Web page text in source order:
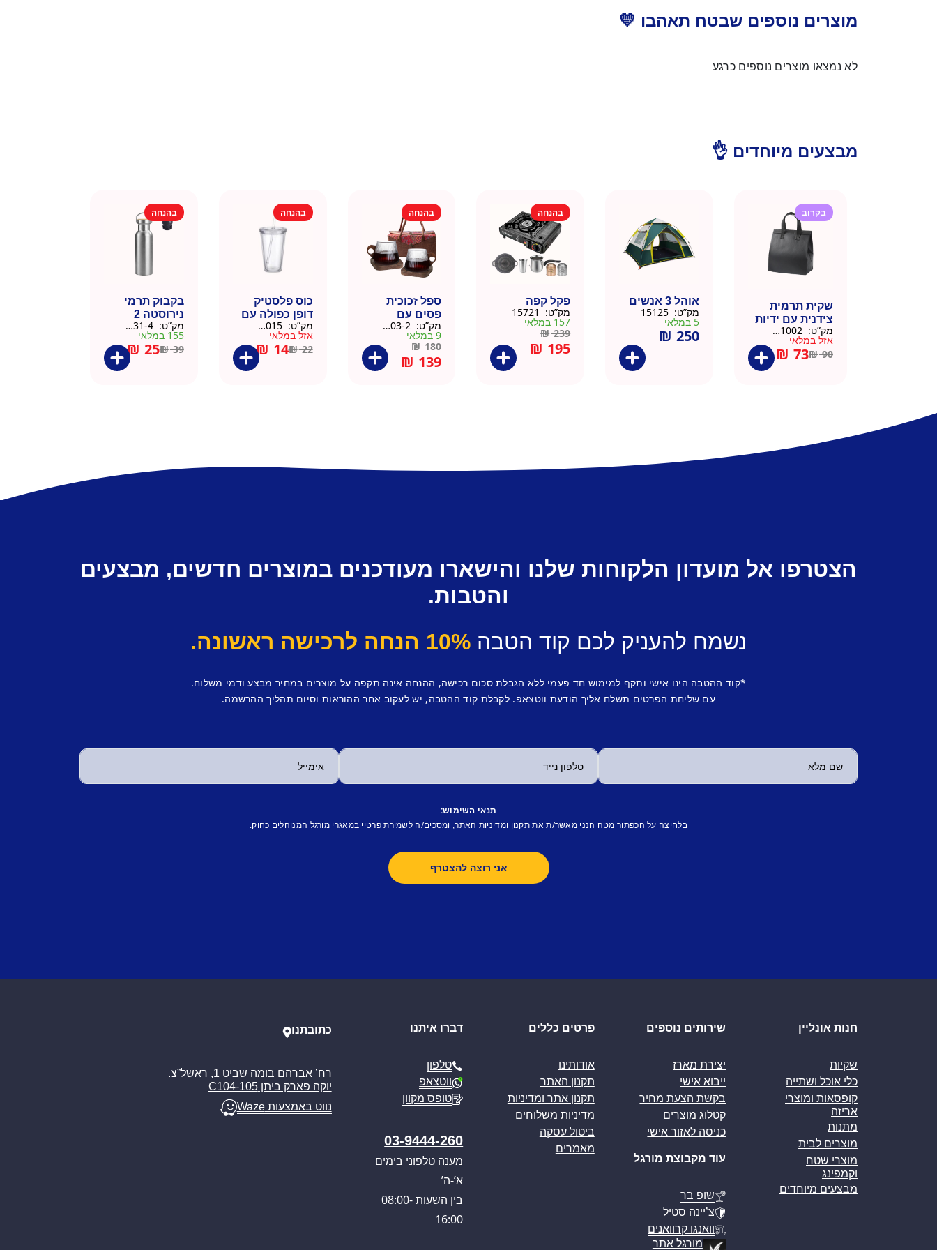
מוצרים נוספים שבטח תאהבו 💛
לא נמצאו מוצרים נוספים כרגע
מבצעים מיוחדים 👌
בקרוב
שקית תרמית
צידנית עם ידיות
– 50 יח 26/26
שחור
מק”ט:
אזל במלאי
₪90
₪ 73
אוהל 3 אנשים
מק”ט:
5 במלאי
₪ 250
בהנחה
פקל קפה
מק”ט:
157 במלאי
₪239
₪ 195
בהנחה
ספל זכוכית
פסים עם
תחתית וידית עץ
– מארז 2 יח
מק”ט:
9 במלאי
₪180
₪ 139
בהנחה
כוס פלסטיק
דופן כפולה עם
קשית
מק”ט: 9911015
אזל במלאי
₪22
₪ 14
בהנחה
בקבוק תרמי
נירוסטה 2
פקקים 500 מל
– כסוף קלאסי
מק”ט: 9901031-4
155 במלאי
₪39
₪ 25
הצטרפו אל מועדון הלקוחות שלנו והישארו מעודכנים במוצרים חדשים, מבצעים
והטבות.
נשמח להעניק לכם קוד הטבה 10% הנחה לרכישה ראשונה.
*קוד ההטבה הינו אישי ותקף למימוש חד פעמי ללא הגבלת סכום רכישה, ההנחה אינה תקפה על מוצרים במחיר מבצע ודמי משלוח.
עם שליחת הפרטים תשלח אליך הודעת ווטצאפ. לקבלת קוד ההטבה, יש לעקוב אחר ההוראות וסיום תהליך ההרשמה.
תנאי השימוש:
בלחיצה על הכפתור מטה הנני מאשר/ת את תקנון ומדיניות האתר, ומסכים/ה לשמירת פרטיי במאגרי מורגל המנוהלים כחוק.
חנות אונליין
שקיות
כלי אוכל ושתייה
קופסאות ומוצרי
אריזה
מתנות
מוצרים לבית
מוצרי שטח
וקמפינג
מבצעים מיוחדים
שירותים נוספים
יצירת מארז
ייבוא אישי
בקשת הצעת מחיר
קטלוג מוצרים
כניסה לאזור אישי
עוד מקבוצת מורגל
שופ בר
צ’יינה סטיל
וואנגו קרוואנים
מורגל אתר
פרטים כללים
אודותינו
תקנון האתר
תקנון אתר ומדיניות
מדיניות משלוחים
ביטול עסקה
מאמרים
דברו איתנו
טלפון
ווטצאפ
טופס מקוון
03-9444-260
מענה טלפוני בימים
א’-ה’
בין השעות 08:00-
16:00
כתובתנו
רח’ אברהם בומה שביט 1, ראשל”צ.
יוקה פארק ביתן C104-105
נווט באמצעות Waze